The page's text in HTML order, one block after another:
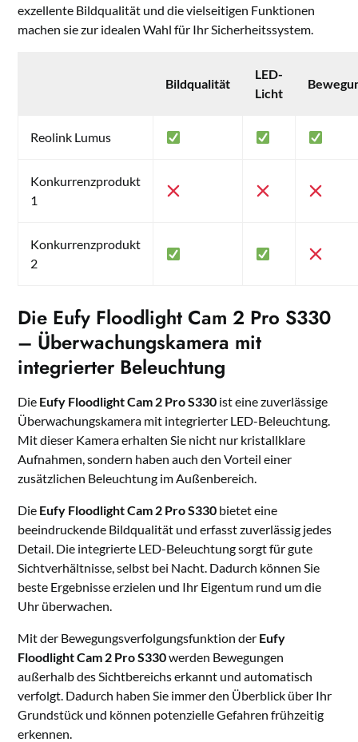
exzellente Bildqualität und die vielseitigen Funktionen
machen sie zur idealen Wahl für Ihr Sicherheitssystem.
Bildqualität
LED-
Licht
Reolink Lumus
Konkurrenzprodukt
1
Konkurrenzprodukt
2
Die Eufy Floodlight Cam 2 Pro S330
– Überwachungskamera mit
integrierter Beleuchtung
Die Eufy Floodlight Cam 2 Pro S330 ist eine zuverlässige
Überwachungskamera mit integrierter LED-Beleuchtung.
Mit dieser Kamera erhalten Sie nicht nur kristallklare
Aufnahmen, sondern haben auch den Vorteil einer
zusätzlichen Beleuchtung im Außenbereich.
Die Eufy Floodlight Cam 2 Pro S330 bietet eine
beeindruckende Bildqualität und erfasst zuverlässig jedes
Detail. Die integrierte LED-Beleuchtung sorgt für gute
Sichtverhältnisse, selbst bei Nacht. Dadurch können Sie
beste Ergebnisse erzielen und Ihr Eigentum rund um die
Uhr überwachen.
Mit der Bewegungsverfolgungsfunktion der Eufy
Floodlight Cam 2 Pro S330werden Bewegungen
außerhalb des Sichtbereichs erkannt und automatisch
verfolgt. Dadurch haben Sie immer den Überblick über Ihr
Grundstück und können potenzielle Gefahren frühzeitig
erkennen.